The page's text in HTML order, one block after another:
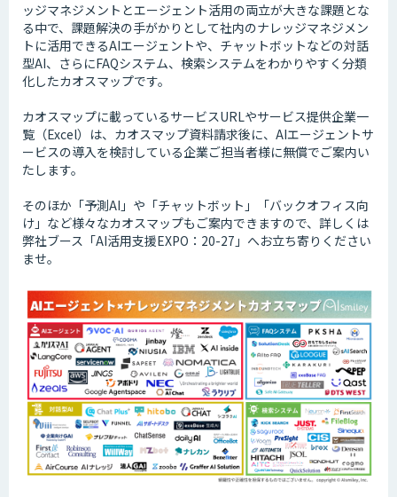
ッジマネジメントとエージェント活用の両立が大きな課題とな
る中で、課題解決の手がかりとして社内のナレッジマネジメン
トに活用できるAIエージェントや、チャットボットなどの対話
型AI、さらにFAQシステム、検索システムをわかりやすく分類
化したカオスマップです。
カオスマップに載っているサービスURLやサービス提供企業一
覧（Excel）は、カオスマップ資料請求後に、AIエージェントサ
ービスの導入を検討している企業ご担当者様に無償でご案内い
たします。
そのほか「予測AI」や「チャットボット」「バックオフィス向
け」など様々なカオスマップもご案内できますので、詳しくは
弊社ブース「AI活用支援EXPO：20-27」へお立ち寄りください
ませ。